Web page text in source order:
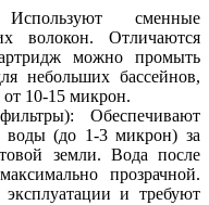
сменные
волокон. Отличаются
можно промыть
небольших бассейнов,
от 10-15 микрон.
Обеспечивают
воды (до 1-3 микрон) за
земли. Вода после
прозрачной.
и требуют